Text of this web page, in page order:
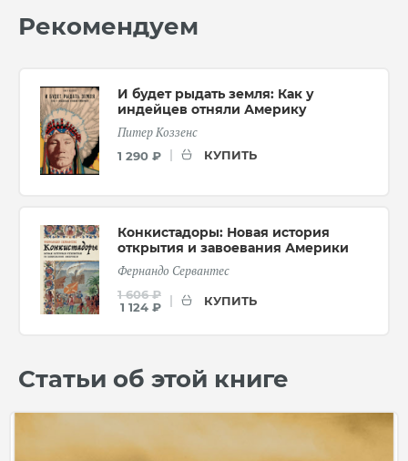
Рекомендуем
И будет рыдать земля: Как у
индейцев отняли Америку
Питер Коззенс
1 290 ₽ КУПИТЬ
Конкистадоры: Новая история
открытия и завоевания Америки
Фернандо Сервантес
1 606 ₽
1 124 ₽
КУПИТЬ
Статьи об этой книге